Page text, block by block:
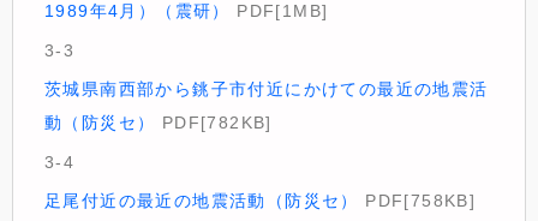
1989年4月）（震研）
PDF[1MB]
3-3
茨城県南西部から銚子市付近にかけての最近の地震活
動（防災セ）
PDF[782KB]
3-4
足尾付近の最近の地震活動（防災セ）
PDF[758KB]